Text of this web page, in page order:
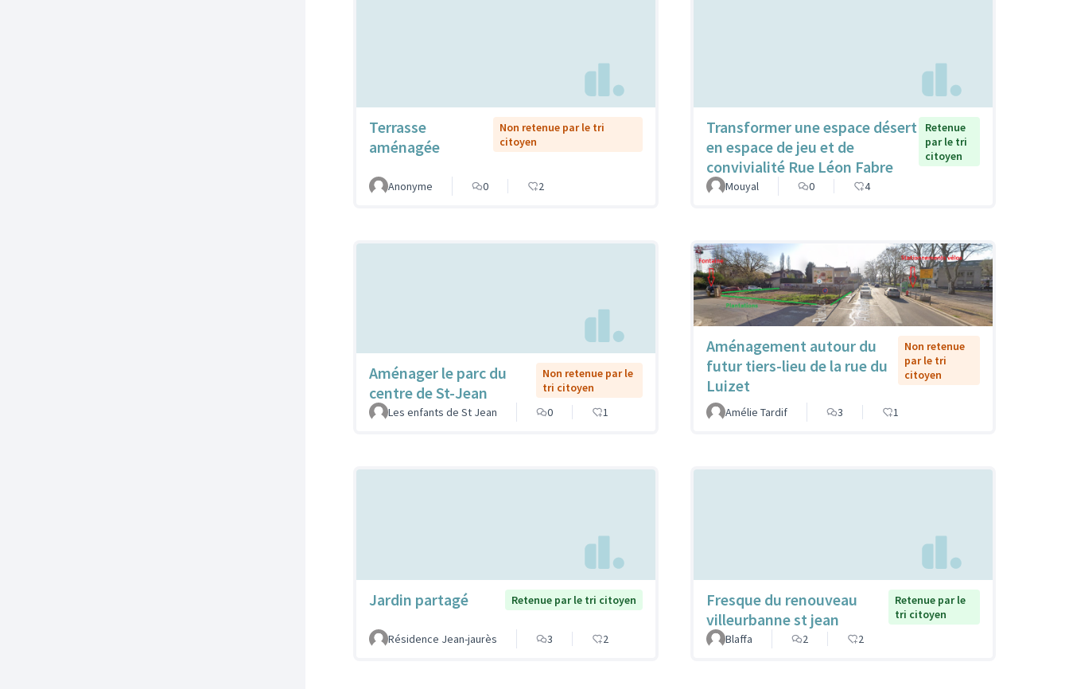
Terrasse
aménagée
Non retenue par le tri
citoyen
Anonyme 0 2
Transformer une espace désert
en espace de jeu et de
convivialité Rue Léon Fabre
Retenue
par le tri
citoyen
Mouyal 0 4
Aménager le parc du
centre de St-Jean
Non retenue par le
tri citoyen
Les enfants de St Jean
0 1
Aménagement autour du
futur tiers-lieu de la rue du
Luizet
Non retenue
par le tri
citoyen
Amélie Tardif 3 1
Jardin partagé Retenue par le tri citoyen
Résidence Jean-jaurès 3 2
Fresque du renouveau
villeurbanne st jean
Retenue par le
tri citoyen
Blaffa
2 2